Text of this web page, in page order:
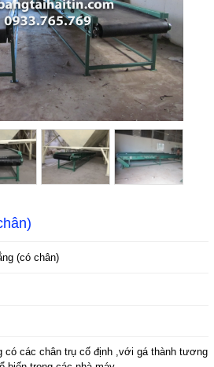
(có chân)
có các chân trụ cố định ,với gá thành tương